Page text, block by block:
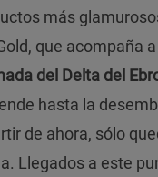
más
que acompaña
del Delta del
hasta la
de ahora, sólo
Llegados a este